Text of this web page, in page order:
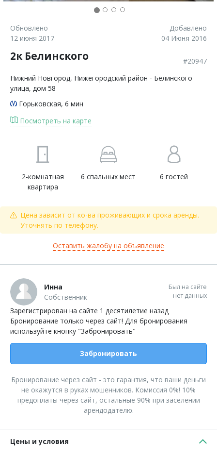
Обновлено
12 июня 2017
Добавлено
04 Июня 2016
2к Белинского
#20947
Нижний Новгород, Нижегородский район - Белинского
улица, дом 58
Горьковская, 6 мин
Посмотреть на карте
2-комнатная
квартира
6 спальных мест 6 гостей
Цена зависит от ко-ва проживающих и срока аренды.
Уточнять по телефону.
Оставить жалобу на объявление
Инна
Собственник
Был на сайте
нет данных
Зарегистрирован на сайте 1 десятилетие назад
Бронирование только через сайт! Для бронирования
используйте кнопку "Забронировать"
Забронировать
Бронирование через сайт - это гарантия, что ваши деньги
не окажутся в руках мошенников. Комиссия 0%! 10%
предоплаты через сайт, остальные 90% при заселении
арендодателю.
Цены и условия